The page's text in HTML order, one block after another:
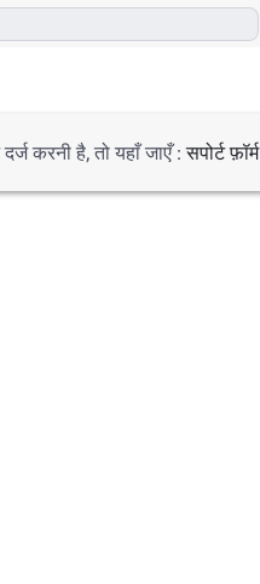
करनी है, तो यहाँ जाएँ :सपोर्ट फ़ॉर्म